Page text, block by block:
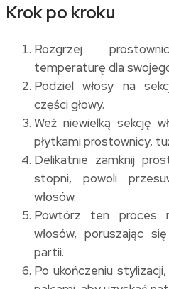
Krok po kroku
Rozgrzej
temperaturę dla
Podziel włosy na
części głowy.
Weź niewielką sekcję
płytkami prostownicy,
Delikatnie zamknij
stopni, powoli
włosów.
Powtórz ten proces
włosów, poruszając
partii.
Po ukończeniu